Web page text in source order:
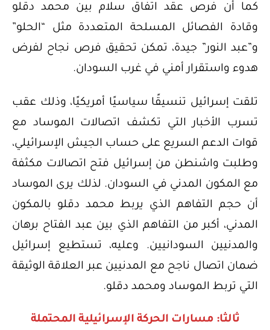
كما أن فرص عقد اتفاق سلام بين محمد دقلو
وقادة الفصائل المسلحة المتعددة مثل “الحلو”
و”عبد النور” جيدة، تمكن تحقيق فرص نجاح لفرض
هدوء واستقرار أمني في غرب السودان.
تلقت إسرائيل تنسيقًا سياسيًا أمريكيًا، وذلك عقب
تسرب الأخبار التي تكشف اتصالات الموساد مع
قوات الدعم السريع على حساب الجيش الإسرائيلي،
وطلبت واشنطن من إسرائيل فتح اتصالات مكثفة
مع المكون المدني في السودان. لذلك يرى الموساد
أن حجم التفاهم الذي يربط محمد دقلو بالمكون
المدني، أكبر من التفاهم الذي بين عبد الفتاح برهان
والمدنيين السودانيين. وعليه، تستطيع إسرائيل
ضمان اتصال ناجح مع المدنيين عبر العلاقة الوثيقة
التي تربط الموساد ومحمد دقلو.
ثالثا: مسارات الحركة الإسرائيلية المحتملة